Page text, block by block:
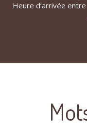
Heure d’arrivée